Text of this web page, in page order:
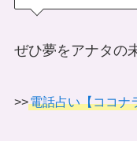
ぜひ夢をアナタの
>>電話占い【ココナ